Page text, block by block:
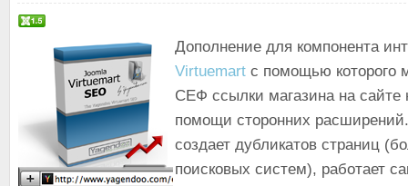
Дополнение для компонента
Virtuemart с помощью которого
СЕФ ссылки магазина на сайте
помощи сторонних
создает дубликатов страниц
поисковых систем), работает